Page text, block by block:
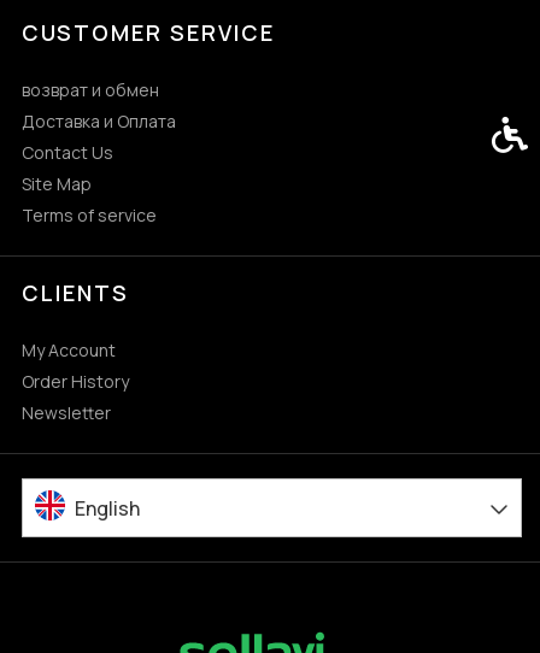
CUSTOMER SERVICE
возврат и обмен
Доставка и Оплата
Contact Us
Site Map
Terms of service
CLIENTS
My Account
Order History
Newsletter
English